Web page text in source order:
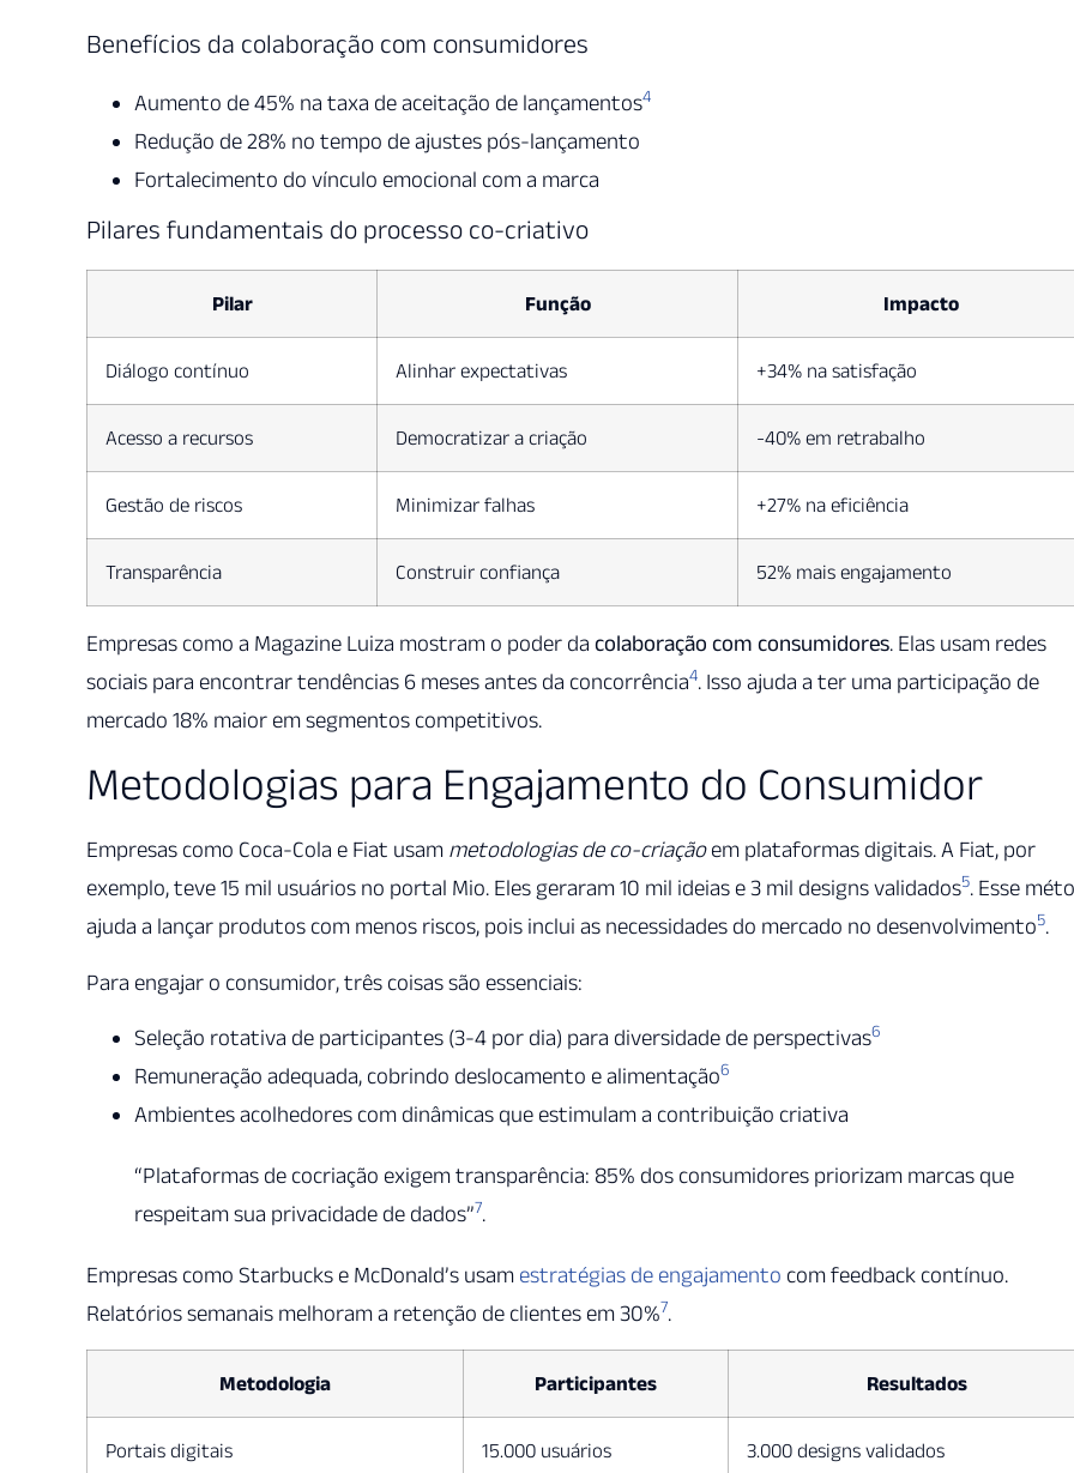
Benefícios da colaboração com consumidores
Aumento de 45% na taxa de aceitação de lançamentos4
Redução de 28% no tempo de ajustes pós-lançamento
Fortalecimento do vínculo emocional com a marca
Pilares fundamentais do processo co-criativo
Pilar Função Impacto
Diálogo contínuo Alinhar expectativas +34% na satisfação
Acesso a recursos Democratizar a criação -40% em retrabalho
Gestão de riscos Minimizar falhas +27% na eficiência
Transparência Construir confiança 52% mais engajamento
Empresas como a Magazine Luiza mostram o poder da colaboração com consumidores. Elas usam redes
sociais para encontrar tendências 6 meses antes da concorrência4. Isso ajuda a ter uma participação de
mercado 18% maior em segmentos competitivos.
Metodologias para Engajamento do Consumidor
Empresas como Coca-Cola e Fiat usam metodologias de co-criaçãoem plataformas digitais. A Fiat, por
exemplo, teve 15 mil usuários no portal Mio. Eles geraram 10 mil ideias e 3 mil designs validados5. Esse
ajuda a lançar produtos com menos riscos, pois inclui as necessidades do mercado no desenvolvimento5.
Para engajar o consumidor, três coisas são essenciais:
Seleção rotativa de participantes (3-4 por dia) para diversidade de perspectivas6
Remuneração adequada, cobrindo deslocamento e alimentação6
Ambientes acolhedores com dinâmicas que estimulam a contribuição criativa
“Plataformas de cocriação exigem transparência: 85% dos consumidores priorizam marcas que
respeitam sua privacidade de dados”7.
Empresas como Starbucks e McDonald’s usam estratégias de engajamento com feedback contínuo.
Relatórios semanais melhoram a retenção de clientes em 30%7.
Metodologia Participantes Resultados
Portais digitais 15.000 usuários 3.000 designs validados